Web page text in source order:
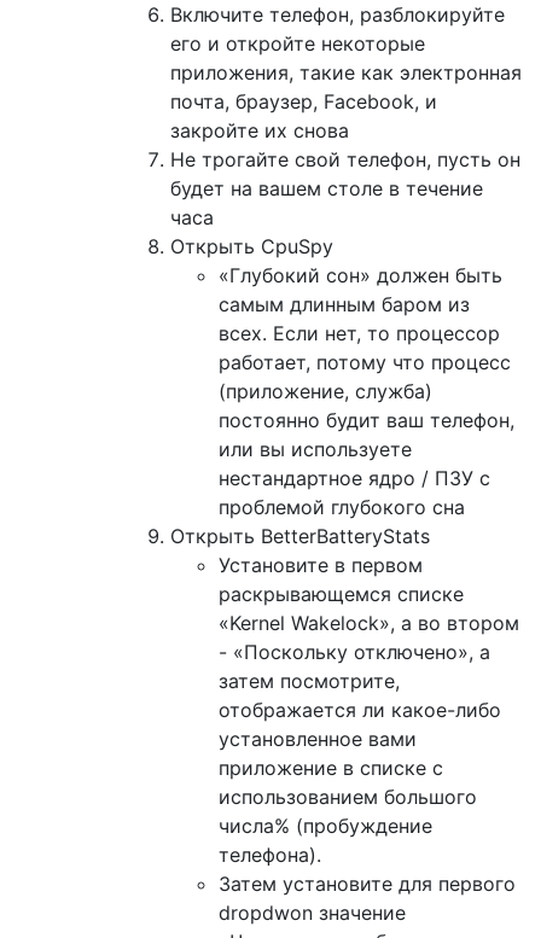
Включите телефон, разблокируйте
его и откройте некоторые
приложения, такие как электронная
почта, браузер, Facebook, и
закройте их снова
Не трогайте свой телефон, пусть он
будет на вашем столе в течение
часа
Открыть CpuSpy
«Глубокий сон» должен быть
самым длинным баром из
всех. Если нет, то процессор
работает, потому что процесс
(приложение, служба)
постоянно будит ваш телефон,
или вы используете
нестандартное ядро ​​/ ПЗУ с
проблемой глубокого сна
Открыть BetterBatteryStats
Установите в первом
раскрывающемся списке
«Kernel Wakelock», а во втором
- «Поскольку отключено», а
затем посмотрите,
отображается ли какое-либо
установленное вами
приложение в списке с
использованием большого
числа% (пробуждение
телефона).
Затем установите для первого
dropdwon значение